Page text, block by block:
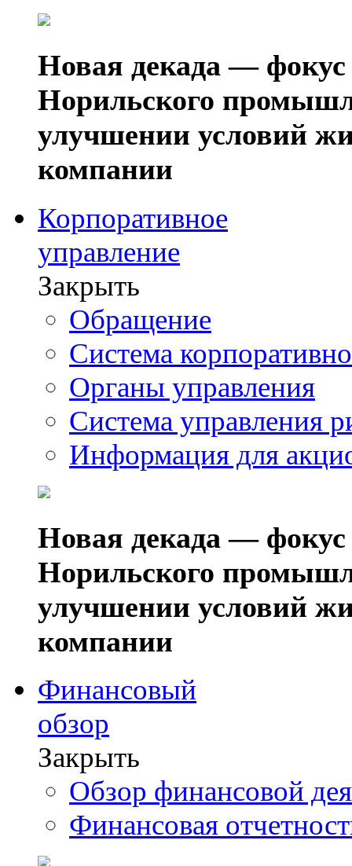
Новая декада — фокус
Норильского
улучшении условий
компании
Корпоративное
управление
Закрыть
Обращение
Система
Органы управления
Система управления
Информация для
Новая декада — фокус
Норильского
улучшении условий
компании
Финансовый
обзор
Закрыть
Обзор финансовой
Финансовая